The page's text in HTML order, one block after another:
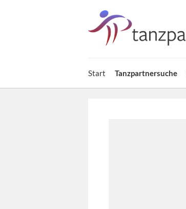
Start Tanzpartnersuche